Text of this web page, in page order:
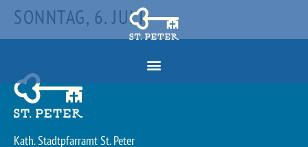
SONNTAG, 6. JULI
Kath. Stadtpfarramt St. Peter